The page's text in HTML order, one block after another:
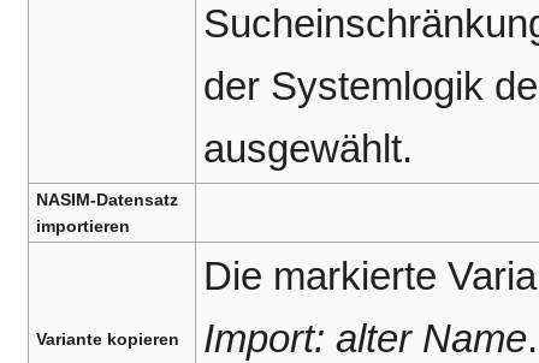
der Systemlogik
ausgewählt.
NASIM-Datensatz
importieren
Variante kopieren
Die markierte
Import: alter Name